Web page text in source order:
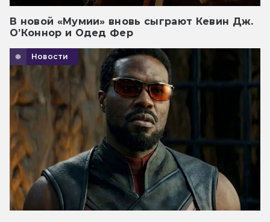
В новой «Мумии» вновь сыграют Кевин Дж.
О’Коннор и Одед Фер
Новости